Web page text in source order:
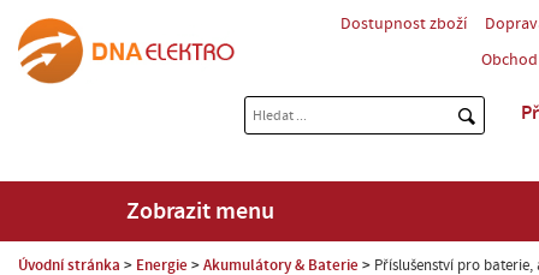
Dostupnost zboží
Zobrazit menu
Úvodní stránka Energie Akumulátory & Baterie Příslušenství pro